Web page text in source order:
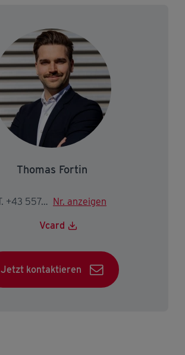
Thomas Fortin
T. +43 5574 403-2223 Nr. anzeigen
Vcard
Jetzt kontaktieren